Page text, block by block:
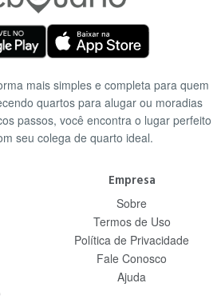
mais simples e completa para quem
quartos para alugar ou moradias
passos, você encontra o lugar perfeito
seu colega de quarto ideal.
Empresa
Sobre
Termos de Uso
Política de Privacidade
Fale Conosco
Ajuda